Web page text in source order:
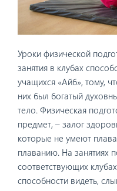
Уроки физической
занятия в клубах
учащихся «Айб», тому,
них был богатый
тело. Физическая
предмет, – залог
которые не умеют
плаванию. На занятиях
соответствующих
способности видеть,